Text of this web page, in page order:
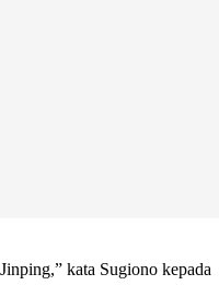
kata Sugiono kepada